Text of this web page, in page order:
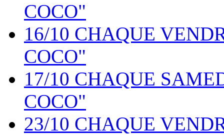
COCO"
16/10 CHAQUE
COCO"
17/10 CHAQUE
COCO"
23/10 CHAQUE